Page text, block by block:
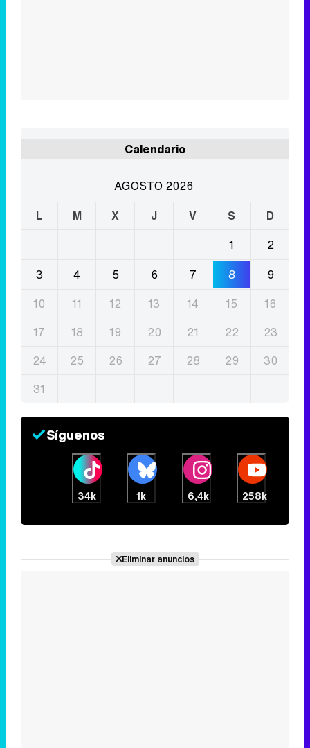
Calendario
AGOSTO 2026
L
M X J V S
D
1
2
3
4 5 6 7 8
9
10
11 12 13 14 15
16
17
18 19 20 21 22
23
24
25 26 27 28 29
30
31
Síguenos
34k 1k 6,4k 258k
Eliminar anuncios